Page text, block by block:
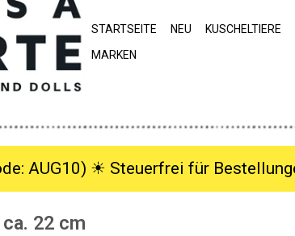
STARTSEITE NEU KUSCHELTIERE
MARKEN
AUG10) ☀︎ Steuerfrei für
22 cm